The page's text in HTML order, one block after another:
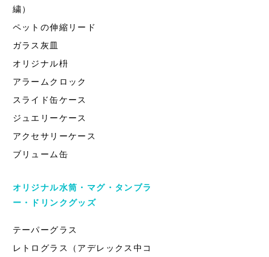
繍）
ペットの伸縮リード
ガラス灰皿
オリジナル枡
アラームクロック
スライド缶ケース
ジュエリーケース
アクセサリーケース
ブリューム缶
オリジナル水筒・マグ・タンブラ
ー・ドリンクグッズ
テーパーグラス
レトログラス（アデレックス中コ